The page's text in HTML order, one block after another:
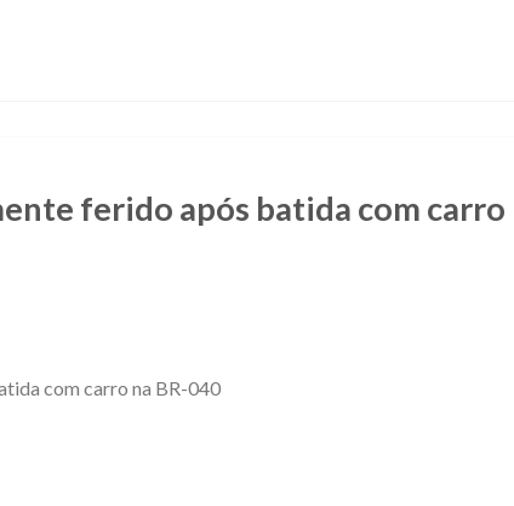
ferido após batida com carro
com carro na BR-040